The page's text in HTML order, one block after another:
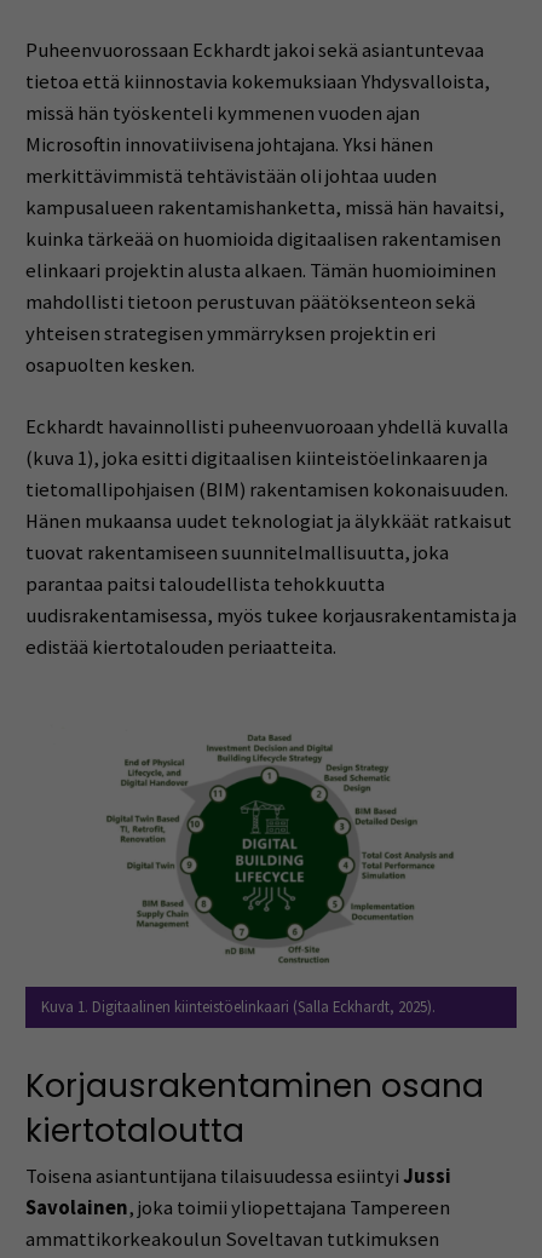
Puheenvuorossaan Eckhardt jakoi sekä asiantuntevaa
tietoa että kiinnostavia kokemuksiaan Yhdysvalloista,
missä hän työskenteli kymmenen vuoden ajan
Microsoftin innovatiivisena johtajana. Yksi hänen
merkittävimmistä tehtävistään oli johtaa uuden
kampusalueen rakentamishanketta, missä hän havaitsi,
kuinka tärkeää on huomioida digitaalisen rakentamisen
elinkaari projektin alusta alkaen. Tämän huomioiminen
mahdollisti tietoon perustuvan päätöksenteon sekä
yhteisen strategisen ymmärryksen projektin eri
osapuolten kesken.
Eckhardt havainnollisti puheenvuoroaan yhdellä kuvalla
(kuva 1), joka esitti digitaalisen kiinteistöelinkaaren ja
tietomallipohjaisen (BIM) rakentamisen kokonaisuuden.
Hänen mukaansa uudet teknologiat ja älykkäät ratkaisut
tuovat rakentamiseen suunnitelmallisuutta, joka
parantaa paitsi taloudellista tehokkuutta
uudisrakentamisessa, myös tukee korjausrakentamista ja
edistää kiertotalouden periaatteita.
Kuva 1. Digitaalinen kiinteistöelinkaari (Salla Eckhardt, 2025).
Korjausrakentaminen osana
kiertotaloutta
Toisena asiantuntijana tilaisuudessa esiintyi Jussi
Savolainen, joka toimii yliopettajana Tampereen
ammattikorkeakoulun Soveltavan tutkimuksen